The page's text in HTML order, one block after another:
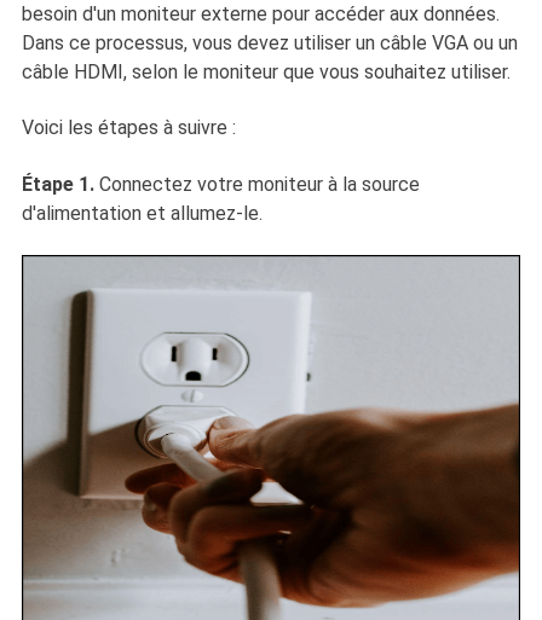
besoin d'un moniteur externe pour accéder aux données.
Dans ce processus, vous devez utiliser un câble VGA ou un
câble HDMI, selon le moniteur que vous souhaitez utiliser.
Voici les étapes à suivre :
Étape 1.Connectez votre moniteur à la source
d'alimentation et allumez-le.